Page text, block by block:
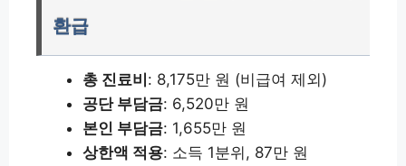
환급
총 진료비: 8,175만 원 (비급여 제외)
공단 부담금: 6,520만 원
본인 부담금: 1,655만 원
상한액 적용: 소득 1분위, 87만 원